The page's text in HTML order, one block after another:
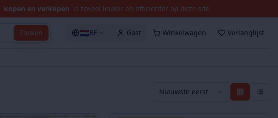
kopen en verkopen is zoveel leuker en efficiënter op deze site
Zoeken 🇳🇱BE Gast Winkelwagen Verlanglijst
Nieuwste eerst